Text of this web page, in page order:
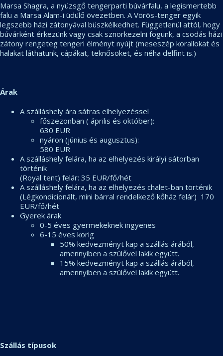
Marsa Shagra, a nyüzsgő tengerparti búvárfalu, a legismertebb
falu a Marsa Alam-i üdülő övezetben. A Vörös-tenger egyik
legszebb házi zátonyával büszkélkedhet. Függetlenül attól, hogy
búvárként érkezünk vagy csak sznorkezelni fogunk, a csodás házi
zátony rengeteg tengeri élményt nyújt (meseszép korallokat és
halakat láthatunk, cápákat, teknősöket, és néha delfint is.)
Árak
A szálláshely ára sátras elhelyezéssel
főszezonban ( április és október):
630 EUR
nyáron (június és augusztus):
580 EUR
A szálláshely felára, ha az elhelyezés királyi sátorban
történik
(Royal tent) felár: 35 EUR/fő/hét
A szálláshely felára, ha az elhelyezés chalet-ban történik
(Légkondicionált, mini bárral rendelkező kőház felár) 170
EUR/fő/hét
Gyerek árak
0-5 éves gyermekeknek ingyenes
6-15 éves korig
50% kedvezményt kap a szállás árából,
amennyiben a szülővel lakik együtt.
15% kedvezményt kap a szállás árából,
amennyiben a szülővel lakik együtt.
Szállás típusok